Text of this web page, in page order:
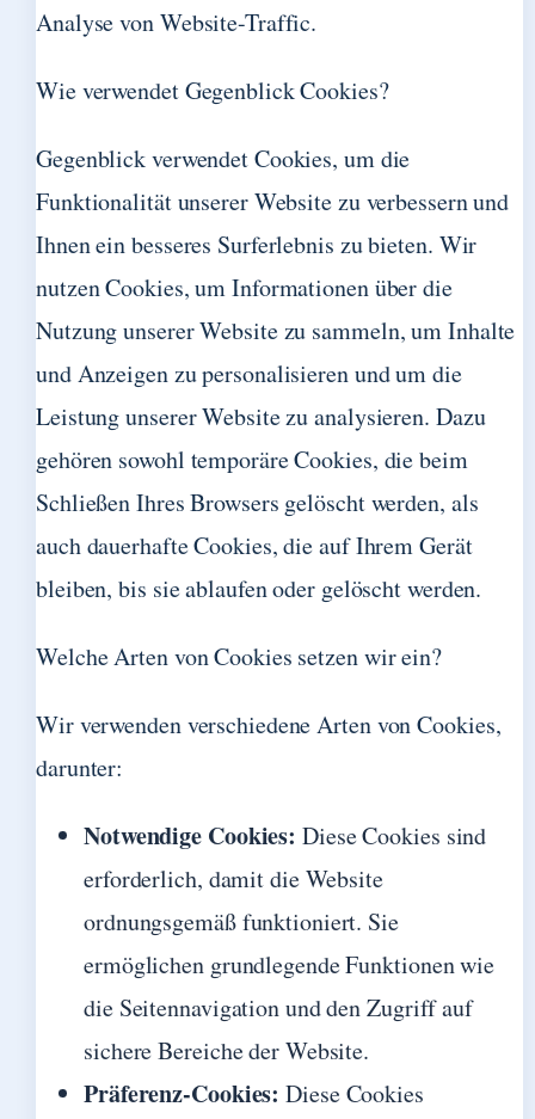
Analyse von Website-Traffic.
Wie verwendet Gegenblick Cookies?
Gegenblick verwendet Cookies, um die
Funktionalität unserer Website zu verbessern und
Ihnen ein besseres Surferlebnis zu bieten. Wir
nutzen Cookies, um Informationen über die
Nutzung unserer Website zu sammeln, um Inhalte
und Anzeigen zu personalisieren und um die
Leistung unserer Website zu analysieren. Dazu
gehören sowohl temporäre Cookies, die beim
Schließen Ihres Browsers gelöscht werden, als
auch dauerhafte Cookies, die auf Ihrem Gerät
bleiben, bis sie ablaufen oder gelöscht werden.
Welche Arten von Cookies setzen wir ein?
Wir verwenden verschiedene Arten von Cookies,
darunter:
Notwendige Cookies: Diese Cookies sind
erforderlich, damit die Website
ordnungsgemäß funktioniert. Sie
ermöglichen grundlegende Funktionen wie
die Seitennavigation und den Zugriff auf
sichere Bereiche der Website.
Präferenz-Cookies: Diese Cookies